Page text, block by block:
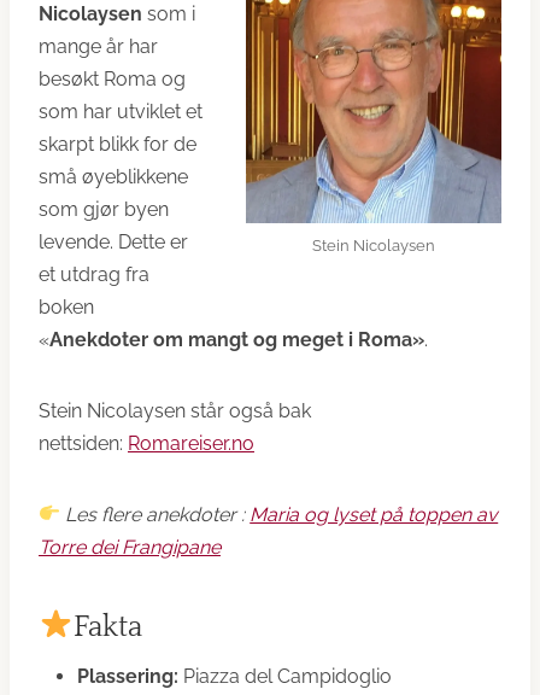
Stein Nicolaysen
Nicolaysen som i
mange år har
besøkt Roma og
som har utviklet et
skarpt blikk for de
små øyeblikkene
som gjør byen
levende. Dette er
et utdrag fra
boken
«Anekdoter om mangt og meget i Roma».
Stein Nicolaysen står også bak
nettsiden: Romareiser.no
Les flere anekdoter : Maria og lyset på toppen av
Torre dei Frangipane
Fakta
Plassering: Piazza del Campidoglio